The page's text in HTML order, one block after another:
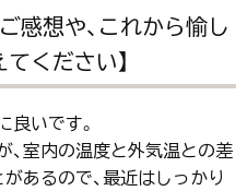
感想や、これから愉し
ください】
いです。
、室内の温度と外気温との差
あるので、最近はしっかり